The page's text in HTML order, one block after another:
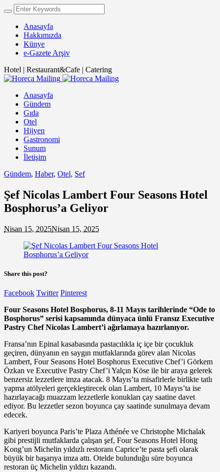
Anasayfa
Hakkımızda
Künye
e-Gazete Arşiv
Hotel | Restaurant&Cafe | Catering
Anasayfa
Gündem
Gıda
Otel
Hijyen
Gastronomi
Sunum
İletişim
Gündem, Haber, Otel, Şef
Şef Nicolas Lambert Four Seasons Hotel
Bosphorus’a Geliyor
Nisan 15, 2025Nisan 15, 2025
Share this post?
Facebook Twitter Pinterest
Four Seasons Hotel Bosphorus, 8-11 Mayıs tarihlerinde “Ode to
Bosphorus” serisi kapsamında dünyaca ünlü Fransız Executive
Pastry Chef Nicolas Lambert’i ağırlamaya hazırlanıyor.
Fransa’nın Epinal kasabasında pastacılıkla iç içe bir çocukluk
geçiren, dünyanın en saygın mutfaklarında görev alan Nicolas
Lambert, Four Seasons Hotel Bosphorus Executive Chef’i Görkem
Özkan ve Executive Pastry Chef’i Yalçın Köse ile bir araya gelerek
benzersiz lezzetlere imza atacak. 8 Mayıs’ta misafirlerle birlikte tatlı
yapma atölyeleri gerçekleştirecek olan Lambert, 10 Mayıs’ta ise
hazırlayacağı muazzam lezzetlerle konukları çay saatine davet
ediyor. Bu lezzetler sezon boyunca çay saatinde sunulmaya devam
edecek.
Kariyeri boyunca Paris’te Plaza Athénée ve Christophe Michalak
gibi prestijli mutfaklarda çalışan şef, Four Seasons Hotel Hong
Kong’un Michelin yıldızlı restoranı Caprice’te pasta şefi olarak
büyük bir başarıya imza attı. Otelde bulunduğu süre boyunca
restoran üç Michelin yıldızı kazandı.